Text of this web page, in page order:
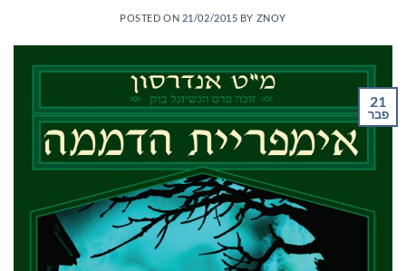
POSTED ON 21/02/2015 BY ZNOY
21
פבר